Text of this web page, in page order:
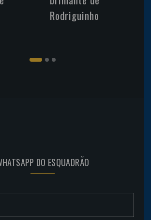
Rodriguinho
DO ESQUADRÃO